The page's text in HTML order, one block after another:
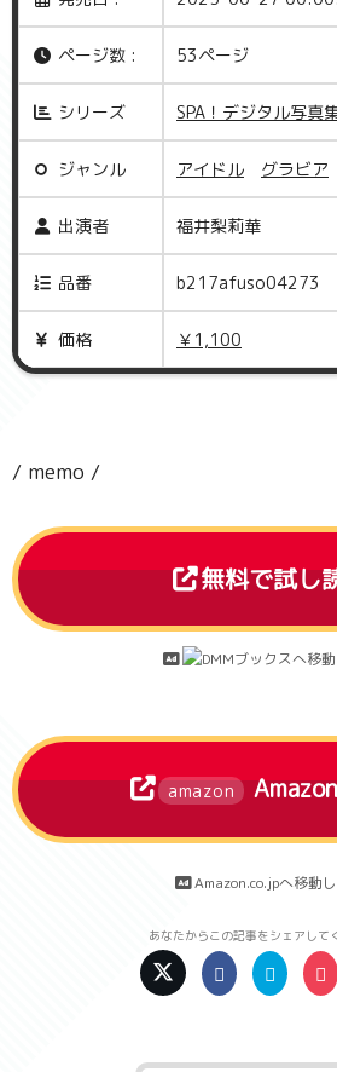
ページ数 : 53ページ
シリーズ SPA！デジタル写真
ジャンル アイドル グラビア
出演者 福井梨莉華
品番 b217afuso04273
価格 ￥1,100
/ memo /
無料で試し
へ移
amazon
Amazon.co.jpへ移動
あなたからこの記事をシェアして